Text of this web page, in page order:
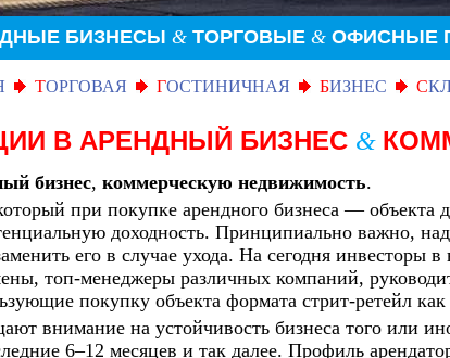
БИЗНЕСЫ & ТОРГОВЫЕ & ОФИСНЫЕ
ТОРГОВАЯ ГОСТИНИЧНАЯ БИЗНЕС С
В АРЕНДНЫЙ БИЗНЕС &
бизнес, коммерческую недвижимость.
при покупке арендного бизнеса — объекта
доходность. Принципиально важно,
его в случае ухода. На сегодня
топ-менеджеры различных компаний,
покупку объекта формата стрит-ретейл
внимание на устойчивость бизнеса того или
6–12 месяцев и так далее. Профиль